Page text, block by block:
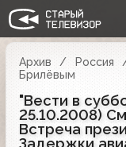
Архив Россия
Брилёвым
"Вести в
25.10.2008)
Встреча
Задержки